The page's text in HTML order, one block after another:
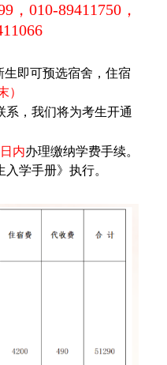
，010-89411750，
生即可预选宿舍，住宿
）
系，我们将为考生开通
内办理缴纳学费手续。
学手册》执行。